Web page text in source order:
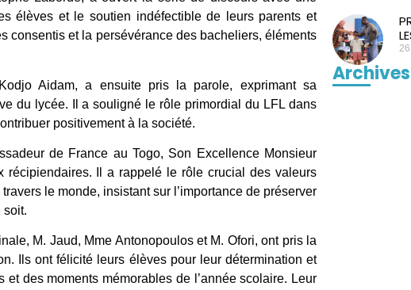
élèves et le soutien indéfectible de leurs parents et
consentis et la persévérance des bacheliers, éléments
Aidam, a ensuite pris la parole, exprimant sa
du lycée. Il a souligné le rôle primordial du LFL dans
positivement à la société.
de France au Togo, Son Excellence Monsieur
Il a rappelé le rôle crucial des valeurs
le monde, insistant sur l’importance de préserver
soit.
M. Jaud, Mme Antonopoulos et M. Ofori, ont pris la
Ils ont félicité leurs élèves pour leur détermination et
des moments mémorables de l’année scolaire. Leur
Archives